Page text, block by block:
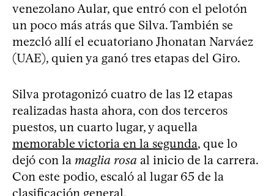
venezolano Aular, que entró con el pelotón
un poco más atrás que Silva. También se
mezcló allí el ecuatoriano Jhonatan Narváez
(UAE), quien ya ganó tres etapas del Giro.
Silva protagonizó cuatro de las 12 etapas
realizadas hasta ahora, con dos terceros
puestos, un cuarto lugar, y aquella
memorable victoria en la segunda, que lo
dejó con la maglia rosa al inicio de la carrera.
Con este podio, escaló al lugar 65 de la
clasificación general.